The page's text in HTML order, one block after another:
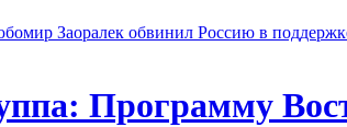
Заоралек обвинил Россию в
Программу